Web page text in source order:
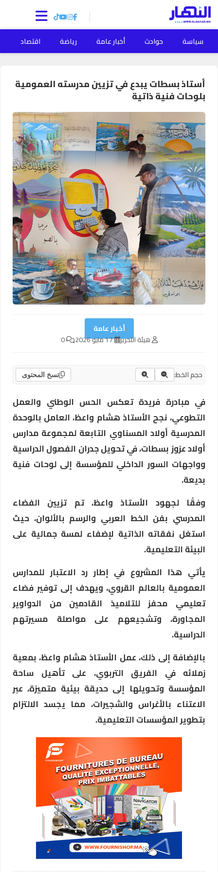
سياسة حوادث أخبار عامة رياضة اقتصاد
أستاذ بسطات يبدع في تزيين مدرسته العمومية
بلوحات فنية ذاتية
أخبار عامة
هيئة التحرير 17 مايو 2026 0
حجم الخط: نسخ المحتوى
في مبادرة فريدة تعكس الحس الوطني والعمل
التطوعي، نجح الأستاذ هشام واعظ، العامل بالوحدة
المدرسية أولاد المسناوي التابعة لمجموعة مدارس
أولاد عزوز بسطات، في تحويل جدران الفصول الدراسية
وواجهات السور الداخلي للمؤسسة إلى لوحات فنية
بديعة.
وفقًا لجهود الأستاذ واعظ، تم تزيين الفضاء
المدرسي بفن الخط العربي والرسم بالألوان، حيث
استغل نفقاته الذاتية لإضفاء لمسة جمالية على
البيئة التعليمية.
يأتي هذا المشروع في إطار رد الاعتبار للمدارس
العمومية بالعالم القروي، ويهدف إلى توفير فضاء
تعليمي محفز للتلاميذ القادمين من الدواوير
المجاورة، وتشجيعهم على مواصلة مسيرتهم
الدراسية.
بالإضافة إلى ذلك، عمل الأستاذ هشام واعظ، بمعية
زملائه في الفريق التربوي، على تأهيل ساحة
المؤسسة وتحويلها إلى حديقة بيئية متميزة، عبر
الاعتناء بالأغراس والشجيرات، مما يجسد الالتزام
بتطوير المؤسسات التعليمية.